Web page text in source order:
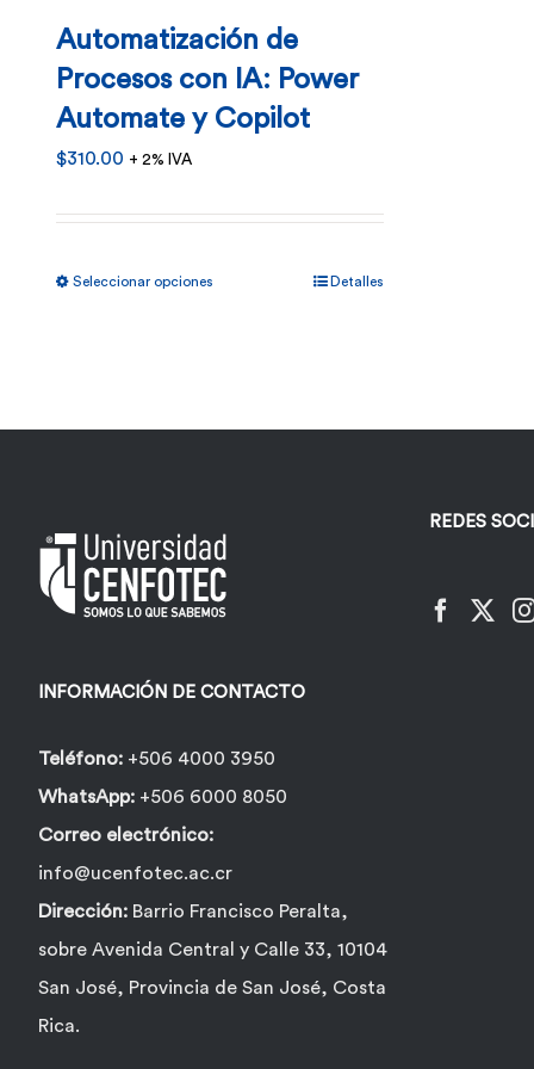
Automatización de
Procesos con IA: Power
Automate y Copilot
$310.00 + 2% IVA
Seleccionar opciones
pueden
elegir
de
producto
Detalles
INFORMACIÓN DE CONTACTO
Teléfono: +506 4000 3950
WhatsApp: +506 6000 8050
Correo electrónico:
info@ucenfotec.ac.cr
Dirección: Barrio Francisco Peralta,
sobre Avenida Central y Calle 33, 10104
San José, Provincia de San José, Costa
Rica.
REDES